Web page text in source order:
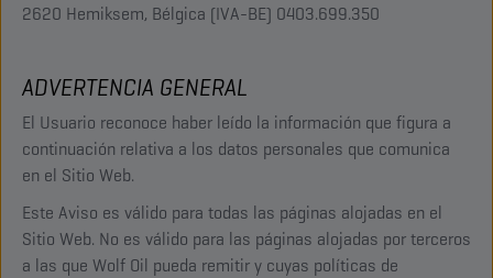
2620 Hemiksem, Bélgica (IVA-BE) 0403.699.350
ADVERTENCIA GENERAL
El Usuario reconoce haber leído la información que figura a
continuación relativa a los datos personales que comunica
en el Sitio Web.
Este Aviso es válido para todas las páginas alojadas en el
Sitio Web. No es válido para las páginas alojadas por terceros
a las que Wolf Oil pueda remitir y cuyas políticas de